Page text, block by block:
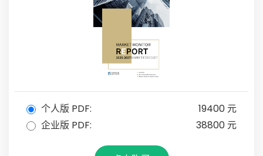
个人版 PDF:
19400 元
企业版 PDF:
38800 元